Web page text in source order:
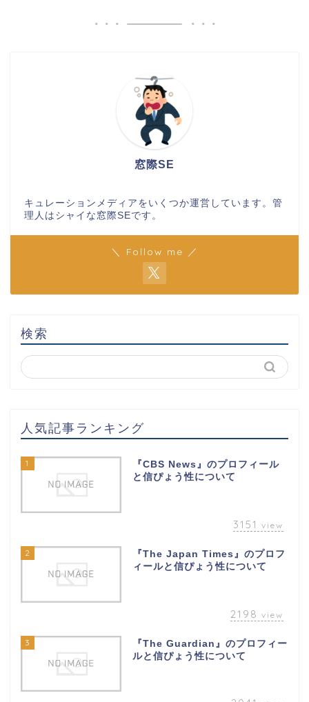
窓際SE
キュレーションメディアをいくつか運営しています。管
理人はシャイな窓際SEです。
＼ Follow me ／
検索
人気記事ランキング
1
『CBS News』のプロフィール
と信ぴょう性について
3151 view
2
『The Japan Times』のプロフ
ィールと信ぴょう性について
2198 view
3
『The Guardian』のプロフィー
ルと信ぴょう性について